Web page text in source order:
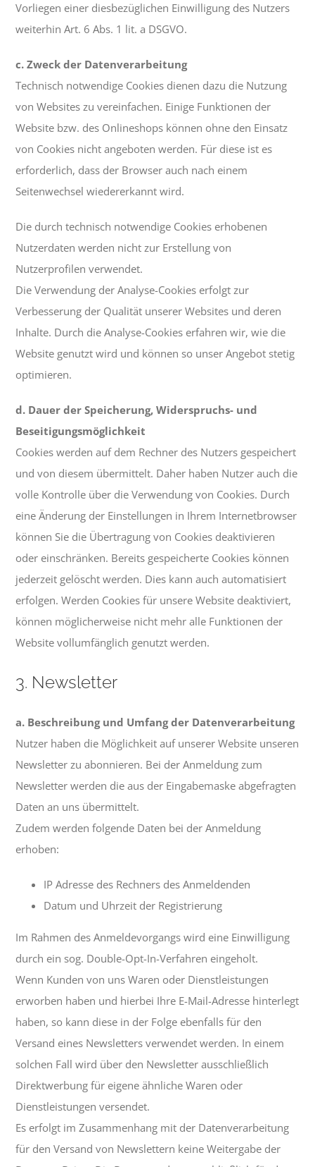
Vorliegen einer diesbezüglichen Einwilligung des Nutzers
weiterhin Art. 6 Abs. 1 lit. a DSGVO.
c. Zweck der Datenverarbeitung
Technisch notwendige Cookies dienen dazu die Nutzung
von Websites zu vereinfachen. Einige Funktionen der
Website bzw. des Onlineshops können ohne den Einsatz
von Cookies nicht angeboten werden. Für diese ist es
erforderlich, dass der Browser auch nach einem
Seitenwechsel wiedererkannt wird.
Die durch technisch notwendige Cookies erhobenen
Nutzerdaten werden nicht zur Erstellung von
Nutzerprofilen verwendet.
Die Verwendung der Analyse-Cookies erfolgt zur
Verbesserung der Qualität unserer Websites und deren
Inhalte. Durch die Analyse-Cookies erfahren wir, wie die
Website genutzt wird und können so unser Angebot stetig
optimieren.
d. Dauer der Speicherung, Widerspruchs- und
Beseitigungsmöglichkeit
Cookies werden auf dem Rechner des Nutzers gespeichert
und von diesem übermittelt. Daher haben Nutzer auch die
volle Kontrolle über die Verwendung von Cookies. Durch
eine Änderung der Einstellungen in Ihrem Internetbrowser
können Sie die Übertragung von Cookies deaktivieren
oder einschränken. Bereits gespeicherte Cookies können
jederzeit gelöscht werden. Dies kann auch automatisiert
erfolgen. Werden Cookies für unsere Website deaktiviert,
können möglicherweise nicht mehr alle Funktionen der
Website vollumfänglich genutzt werden.
3. Newsletter
a. Beschreibung und Umfang der Datenverarbeitung
Nutzer haben die Möglichkeit auf unserer Website unseren
Newsletter zu abonnieren. Bei der Anmeldung zum
Newsletter werden die aus der Eingabemaske abgefragten
Daten an uns übermittelt.
Zudem werden folgende Daten bei der Anmeldung
erhoben:
IP Adresse des Rechners des Anmeldenden
Datum und Uhrzeit der Registrierung
Im Rahmen des Anmeldevorgangs wird eine Einwilligung
durch ein sog. Double-Opt-In-Verfahren eingeholt.
Wenn Kunden von uns Waren oder Dienstleistungen
erworben haben und hierbei Ihre E-Mail-Adresse hinterlegt
haben, so kann diese in der Folge ebenfalls für den
Versand eines Newsletters verwendet werden. In einem
solchen Fall wird über den Newsletter ausschließlich
Direktwerbung für eigene ähnliche Waren oder
Dienstleistungen versendet.
Es erfolgt im Zusammenhang mit der Datenverarbeitung
für den Versand von Newslettern keine Weitergabe der